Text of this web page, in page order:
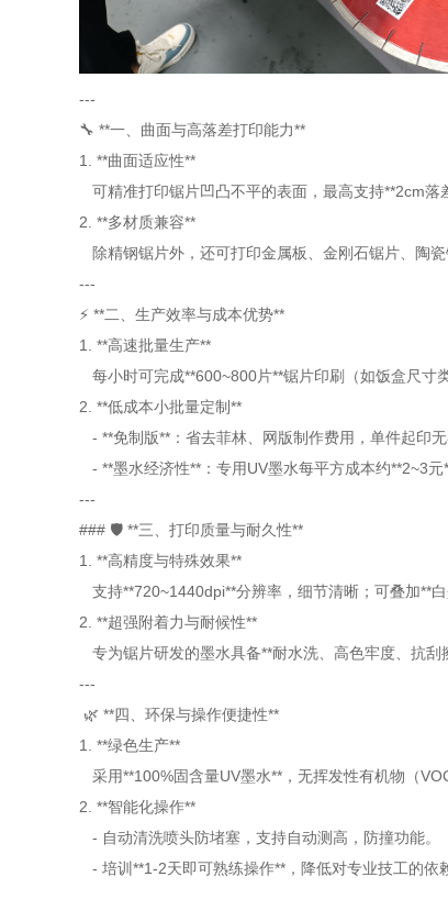
---
🔧 **一、曲面与高落差打印能力**
1. **曲面适应性**
可精准打印锯片凹凸不平的表面，最高支持**2cm落
2. **多材质兼容**
除精钢锯片外，还可打印金属板、金刚石锯片、陶
---
⚡ **二、生产效率与成本优势**
1. **高速批量生产**
每小时可完成**600~800片**锯片印刷（如饭盒尺寸
2. **低成本小批量定制**
- **免制版**：省去菲林、网版制作费用，单件起印无
- **墨水经济性**：专用UV墨水每平方成本约**2~3元
---
### 🛡️ **三、打印质量与耐久性**
1. **高精度与特殊效果**
支持**720~1440dpi**分辨率，细节清晰；可叠加**
2. **超强附着力与耐候性**
专为锯片研发的墨水具备**耐水洗、高色牢度、抗刮
---
🌿 **四、环保与操作便捷性**
1. **绿色生产**
采用**100%固含量UV墨水**，无挥发性有机物（
2. **智能化操作**
- 自动清洗喷头防堵塞，支持自动测高，防撞功能。
- 培训**1-2天即可熟练操作**，降低对专业技工的依